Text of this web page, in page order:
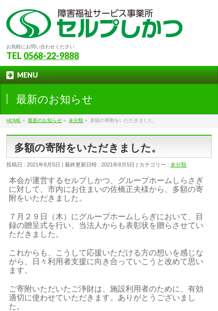
お気軽にお問い合わせください
TEL 0568-22-9888
MENU
最新のお知らせ
HOME » 最新のお知らせ » 未分類 » 多額の寄附をいただきました。
多額の寄附をいただきました。
投稿日 : 2021年8月5日 最終更新日時 : 2021年8月5日 カテゴリー :未分類
本会が運営するセルプしかつ、グループホームしらさぎ
に対して、市内にお住まいの佐橋正夫様から、多額の寄
附をいただきました。
７月２９日（木）にグループホームしらぎにおいて、目
録の贈呈式を行い、当法人からも表彰状を贈らさせてい
ただきました。
これからも、こうして応援いただける方の想いを感じな
がら、日々利用者支援に向き合っていこうと改めて思い
ます。
ご寄附いただいたご浄財は、施設利用者のために、有効
適切に使わせていただきます。ありがとうございまし
た。